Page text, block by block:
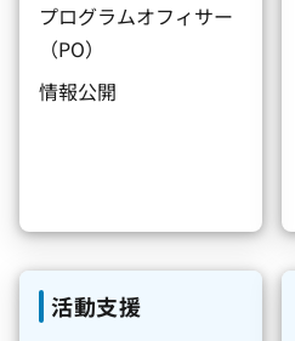
プログラムオフィサー
（PO）
情報公開
活動支援